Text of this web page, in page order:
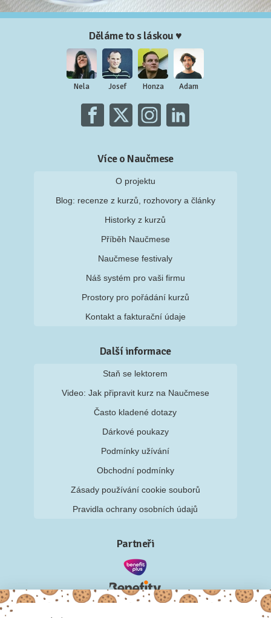
Děláme to s láskou ♥
Nela Josef Honza Adam
Více o Naučmese
O projektu
Blog: recenze z kurzů, rozhovory a články
Historky z kurzů
Příběh Naučmese
Naučmese festivaly
Náš systém pro vaši firmu
Prostory pro pořádání kurzů
Kontakt a fakturační údaje
Další informace
Staň se lektorem
Video: Jak připravit kurz na Naučmese
Často kladené dotazy
Dárkové poukazy
Podmínky užívání
Obchodní podmínky
Zásady používání cookie souborů
Pravidla ochrany osobních údajů
Partneři